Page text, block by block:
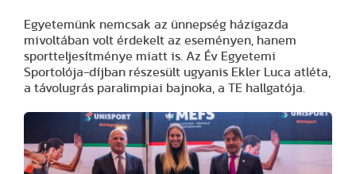
Egyetemünk nemcsak az ünnepség házigazda
mivoltában volt érdekelt az eseményen, hanem
sportteljesítménye miatt is. Az Év Egyetemi
Sportolója-díjban részesült ugyanis Ekler Luca atléta,
a távolugrás paralimpiai bajnoka, a TE hallgatója.